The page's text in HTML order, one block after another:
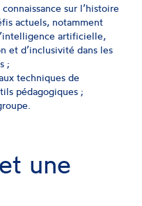
sur l’histoire
actuels, notamment
artificielle,
et d’inclusivité dans les
;
techniques de
pédagogiques ;
une